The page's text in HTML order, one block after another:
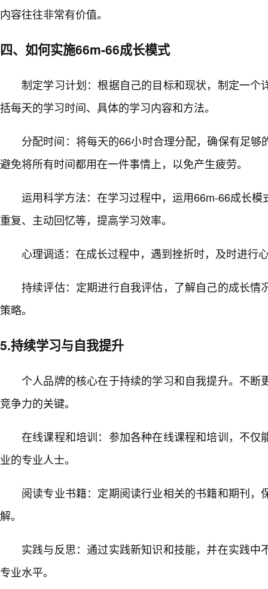
内容往往非常有价值。
四、如何实施66m-66成长模式
制定学习计划：根据自己的目标和现状，制定一个
括每天的学习时间、具体的学习内容和方法。
分配时间：将每天的66小时合理分配，确保有足够
避免将所有时间都用在一件事情上，以免产生疲劳。
运用科学方法：在学习过程中，运用66m-66成长
重复、主动回忆等，提高学习效率。
心理调适：在成长过程中，遇到挫折时，及时进行
持续评估：定期进行自我评估，了解自己的成长情
策略。
5.持续学习与自我提升
个人品牌的核心在于持续的学习和自我提升。不断
竞争力的关键。
在线课程和培训：参加各种在线课程和培训，不仅
业的专业人士。
阅读专业书籍：定期阅读行业相关的书籍和期刊，
解。
实践与反思：通过实践新知识和技能，并在实践中
专业水平。